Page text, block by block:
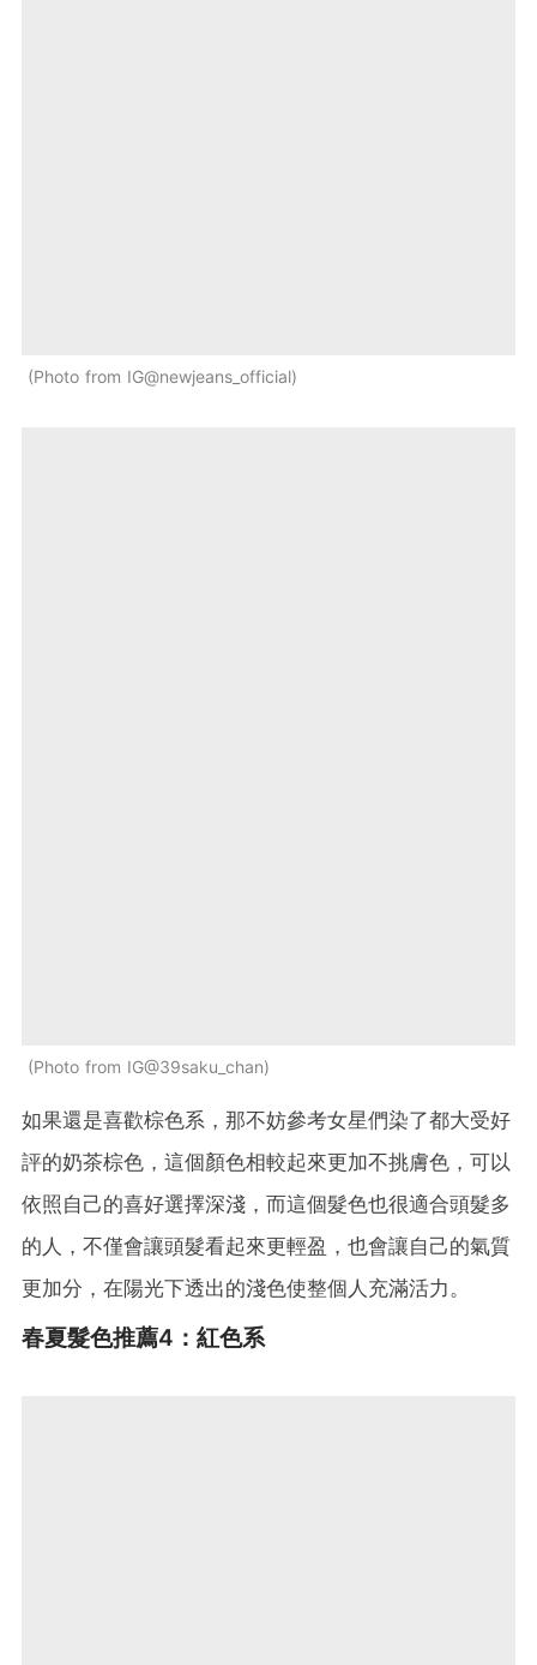
Photo from IG@newjeans_official
Photo from IG@39saku_chan
如果還是喜歡棕色系，那不妨參考女星們染了都大受好
評的奶茶棕色，這個顏色相較起來更加不挑膚色，可以
依照自己的喜好選擇深淺，而這個髮色也很適合頭髮多
的人，不僅會讓頭髮看起來更輕盈，也會讓自己的氣質
更加分，在陽光下透出的淺色使整個人充滿活力。
春夏髮色推薦4：紅色系